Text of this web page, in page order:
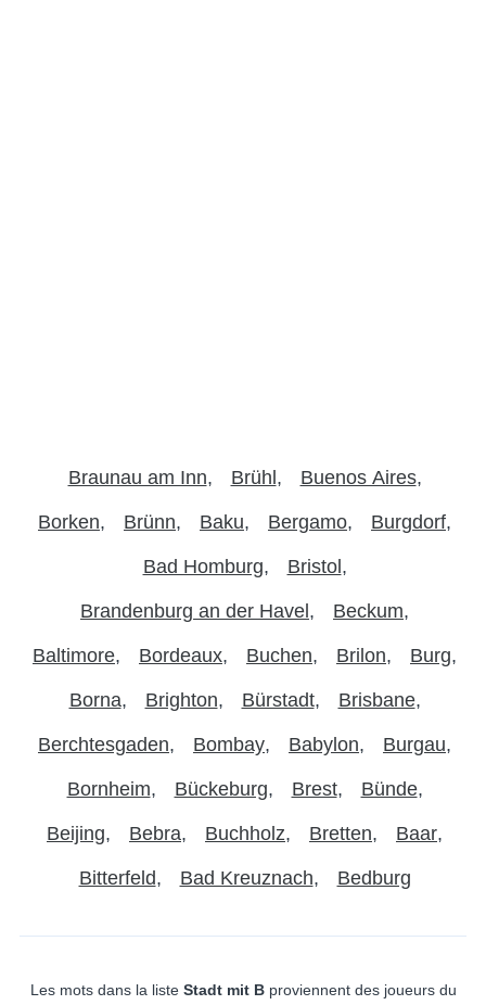
Braunau am Inn Brühl Buenos Aires
Borken Brünn Baku Bergamo Burgdorf
Bad Homburg Bristol
Brandenburg an der Havel Beckum
Baltimore Bordeaux Buchen Brilon Burg
Borna Brighton Bürstadt Brisbane
Berchtesgaden Bombay Babylon Burgau
Bornheim Bückeburg Brest Bünde
Beijing Bebra Buchholz Bretten Baar
Bitterfeld Bad Kreuznach Bedburg
Les mots dans la liste Stadt mit Bproviennent des joueurs du